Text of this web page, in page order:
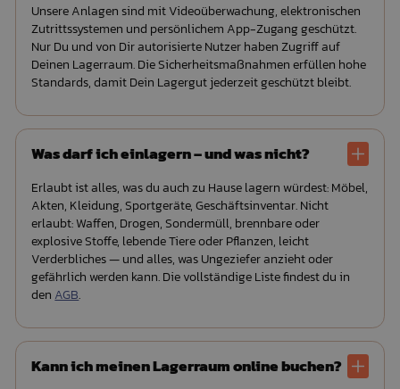
Unsere Anlagen sind mit Videoüberwachung, elektronischen
Zutrittssystemen und persönlichem App-Zugang geschützt.
Nur Du und von Dir autorisierte Nutzer haben Zugriff auf
Deinen Lagerraum. Die Sicherheitsmaßnahmen erfüllen hohe
Standards, damit Dein Lagergut jederzeit geschützt bleibt.
Was darf ich einlagern – und was nicht?
Erlaubt ist alles, was du auch zu Hause lagern würdest: Möbel,
Akten, Kleidung, Sportgeräte, Geschäftsinventar. Nicht
erlaubt: Waffen, Drogen, Sondermüll, brennbare oder
explosive Stoffe, lebende Tiere oder Pflanzen, leicht
Verderbliches — und alles, was Ungeziefer anzieht oder
gefährlich werden kann. Die vollständige Liste findest du in
den AGB.
Kann ich meinen Lagerraum online buchen?